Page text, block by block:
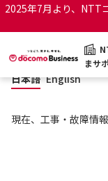
2025年7月より、NTT
まサ
NTTドコモビ
サポートト
サービス
日本語 English
現在、工事・故障情